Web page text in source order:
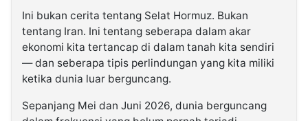
Ini bukan cerita tentang Selat Hormuz. Bukan
tentang Iran. Ini tentang seberapa dalam akar
ekonomi kita tertancap di dalam tanah kita sendiri
— dan seberapa tipis perlindungan yang kita miliki
ketika dunia luar berguncang.
Sepanjang Mei dan Juni 2026, dunia berguncang